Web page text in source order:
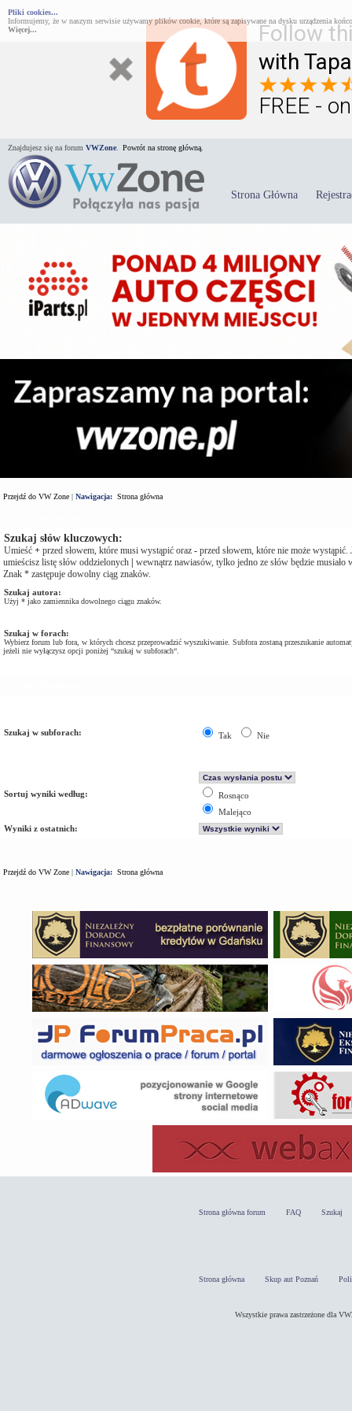
Follow
with
FREE -
Pliki cookies...
Informujemy, że w naszym serwisie używamy plików cookie, które są zapisywane na dysku urządzenia
Więcej...
Znajdujesz się na forum VWZone Powrót na stronę główną.
Strona Główna
Przejdź do VW Zone | Nawigacja: Strona główna
Szukaj słów kluczowych:
Umieść + przed słowem, które musi wystąpić oraz - przed słowem, które nie może wystąpić.
umieścisz listę słów oddzielonych | wewnątrz nawiasów, tylko jedno ze słów będzie musiało
Znak * zastępuje dowolny ciąg znaków.
Szukaj autora:
Użyj * jako zamiennika dowolnego ciągu znaków.
Szukaj w forach:
Wybierz forum lub fora, w których chcesz przeprowadzić wyszukiwanie. Subfora zostaną przeszukanie
jeżeli nie wyłączysz opcji poniżej “szukaj w subforach“.
Szukaj w subforach: Tak Nie
Sortuj wyniki według:
Rosnąco
Malejąco
Wyniki z ostatnich:
Przejdź do VW Zone | Nawigacja: Strona główna
Strona główna forum FAQ Szukaj
Strona główna Skup aut Poznań
Wszystkie prawa zastrzeżone dla